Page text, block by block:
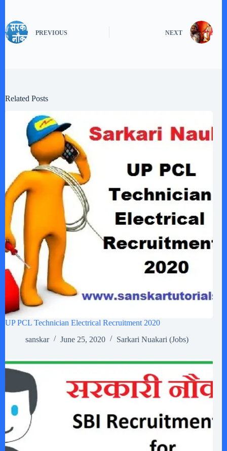
PREVIOUS NEXT
Related Posts
UP PCL Technician Electrical Recruitment 2020
sanskar
June 25, 2020 Sarkari Nuakari (Jobs)